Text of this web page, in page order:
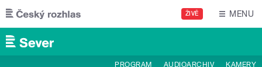
Přejít k hlavnímu obsahu
ŽIVĚ MENU
PROGRAM AUDIOARCHIV KAMERY